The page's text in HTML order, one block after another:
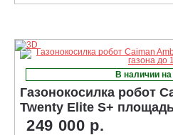
В наличии
Газонокосилка робот
Twenty Elite S+
249 000 р.